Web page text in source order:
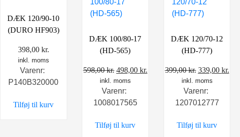
DÆK 120/90-10
(DURO HF903)
398,00 kr.
inkl. moms
Varenr:
P140B320000
Tilføj til kurv
DÆK 100/80-17
(HD-565)
598,00kr. Den
oprindelige
pris
var:
498,00 kr.Den
inkl. moms
Varenr:
1008017565
Tilføj til kurv
DÆK 120/70-12
(HD-777)
399,00kr. Den
oprindelige
pris
var:
339,00 kr.Den
inkl. moms
Varenr:
1207012777
Tilføj til kurv